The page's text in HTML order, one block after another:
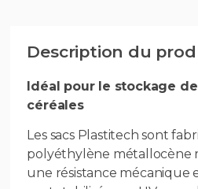
Description du
Idéal pour le stockage
céréales
Les sacs Plastitech sont
polyéthylène métallocène
une résistance mécanique